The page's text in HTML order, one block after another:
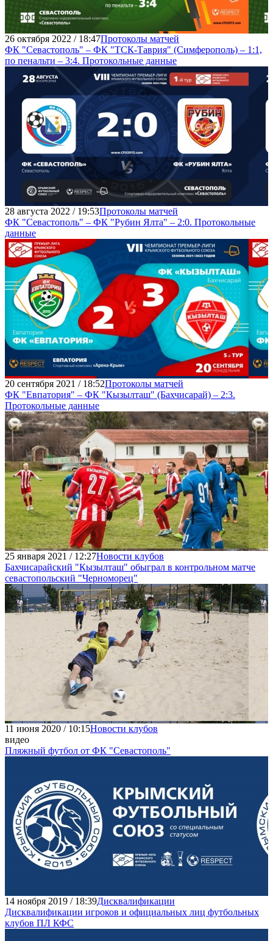
26 октября 2022 / 18:47Протоколы матчей
ФК "Севастополь" – ФК "ТСК-Таврия" (Симферополь) – 1:1,
по пенальти – 3:4. Протокольные данные
28 августа 2022 / 19:53Протоколы матчей
ФК "Севастополь" – ФК "Рубин Ялта" – 2:0. Протокольные
данные
20 сентября 2021 / 18:52Протоколы матчей
ФК "Евпатория" – ФК "Кызылташ" (Бахчисарай) – 2:3.
Протокольные данные
25 января 2021 / 12:27Новости клубов
Бахчисарайский "Кызылташ" обыграл в контрольном матче
севастопольский "Черноморец"
11 июня 2020 / 10:15Новости клубов
видео
Пляжный футбол от ФК "Севастополь"
14 ноября 2019 / 18:39Дисквалификации
Дисквалификации игроков и официальных лиц футбольных
клубов ПЛ КФС